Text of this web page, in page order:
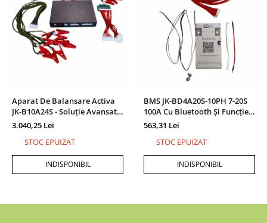
Aparat De Balansare Activa
JK-B10A24S - Soluție Avansată
Pentru Echilibrarea Bateriilor
3.040,25 Lei
STOC EPUIZAT
INDISPONIBIL
BMS JK-BD4A20S-10PH 7-20S
100A Cu Bluetooth Și Funcție
De Încălzire Pentru
563,31 Lei
STOC EPUIZAT
INDISPONIBIL